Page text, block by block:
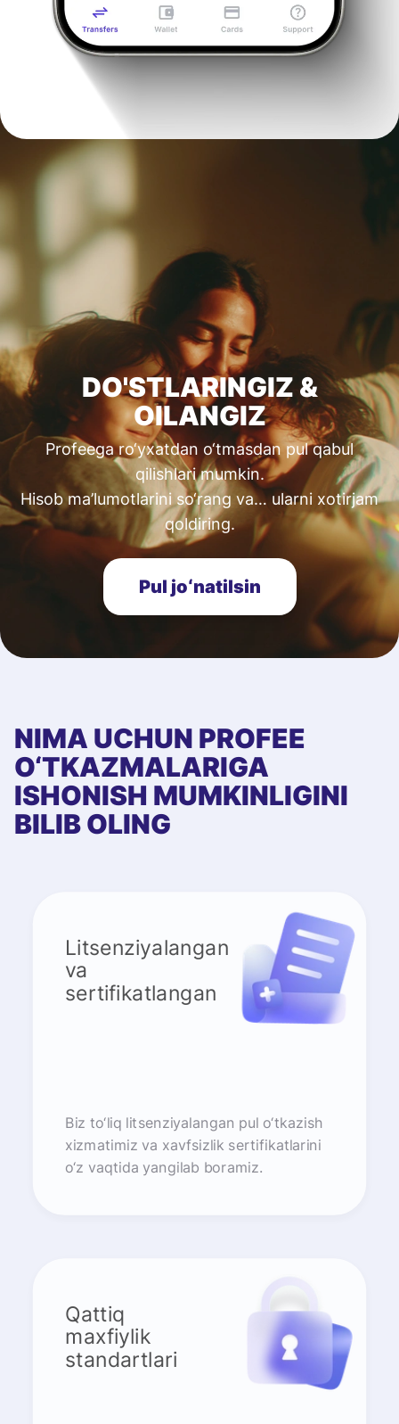
DO'STLARINGIZ &
OILANGIZ
Profeega ro‘yxatdan o‘tmasdan pul qabul
qilishlari mumkin.
Hisob ma’lumotlarini so‘rang va… ularni xotirjam
qoldiring.
Pul joʻnatilsin
NIMA UCHUN PROFEE
O‘TKAZMALARIGA
ISHONISH MUMKINLIGINI
BILIB OLING
Litsenziyalangan
va
sertifikatlangan
Biz to‘liq litsenziyalangan pul o‘tkazish
xizmatimiz va xavfsizlik sertifikatlarini
o‘z vaqtida yangilab boramiz.
Qattiq
maxfiylik
standartlari